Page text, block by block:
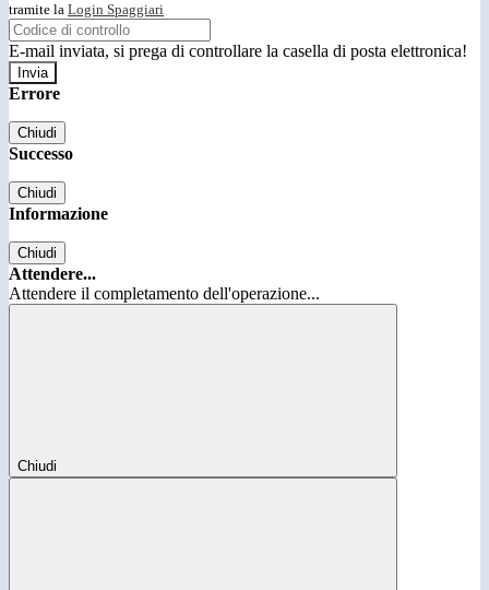
tramite la Login Spaggiari
E-mail inviata, si prega di controllare la casella di posta elettronica!
Errore
Chiudi
Successo
Chiudi
Informazione
Chiudi
Attendere...
Attendere il completamento dell'operazione...
Chiudi